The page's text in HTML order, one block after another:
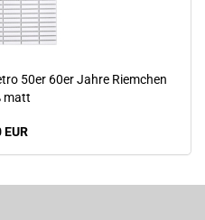
50er 60er Jahre Riemchen
matt
EUR